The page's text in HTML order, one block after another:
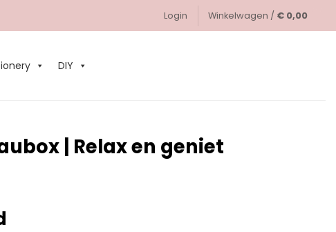
Login Winkelwagen / € 0,00
DIY
| Relax en geniet